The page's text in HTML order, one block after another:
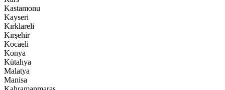
Kastamonu
Kayseri
Kırklareli
Kırşehir
Kocaeli
Konya
Kütahya
Malatya
Manisa